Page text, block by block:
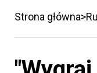
Strona główna